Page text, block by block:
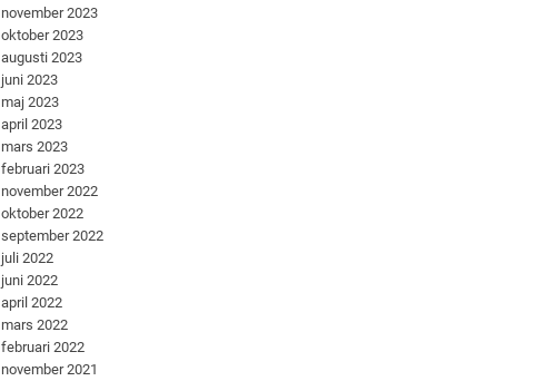
november 2023
oktober 2023
augusti 2023
juni 2023
maj 2023
april 2023
mars 2023
februari 2023
november 2022
oktober 2022
september 2022
juli 2022
juni 2022
april 2022
mars 2022
februari 2022
november 2021